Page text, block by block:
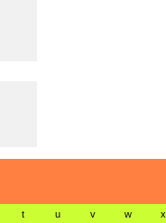
t u v w x